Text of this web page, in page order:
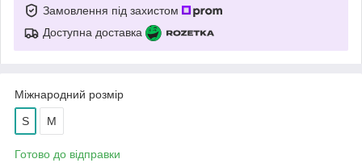
Замовлення під захистом
Доступна доставка
Міжнародний розмір
S М
Готово до відправки